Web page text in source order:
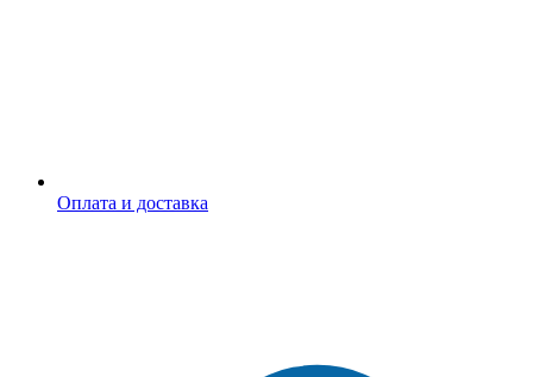
Оплата и доставка